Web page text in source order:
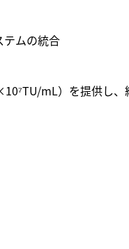
テムの統合
mL）を提供し、